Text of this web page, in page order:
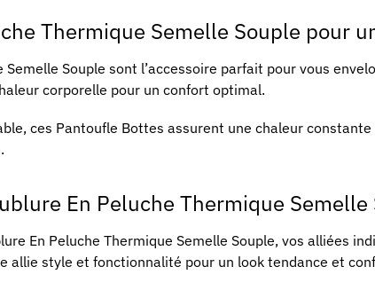
Thermique Semelle Souple pour
Souple sont l’accessoire parfait pour vous
corporelle pour un confort optimal.
ces Pantoufle Bottes assurent une chaleur
En Peluche Thermique
En Peluche Thermique Semelle Souple, vos alliées
allie style et fonctionnalité pour un look tendance et